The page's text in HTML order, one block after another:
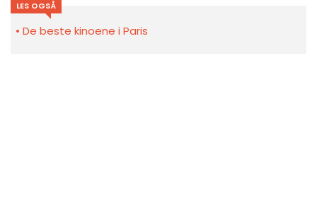
LES OGSÅ
De beste kinoene i Paris